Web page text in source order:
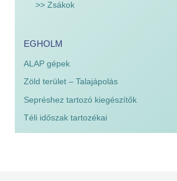
>> Zsákok
EGHOLM
ALAP gépek
Zöld terület – Talajápolás
Sepréshez tartozó kiegészítők
Téli időszak tartozékai